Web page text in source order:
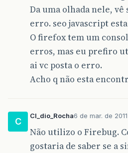
Da uma olhada nele,
erro. seo javascript
O firefox tem um
erros, mas eu prefiro
ai vc posta o erro.
Acho q não esta
C
Cl_dio_Rocha6 de mar. de 2011
Não utilizo o Firebug.
gostaria de saber se a